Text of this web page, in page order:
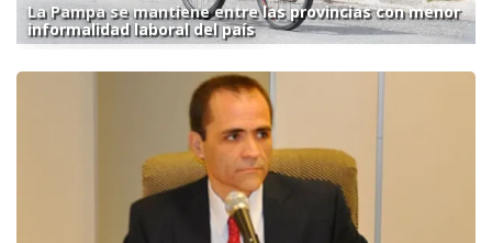
La Pampa se mantiene entre las provincias con menor
informalidad laboral del país